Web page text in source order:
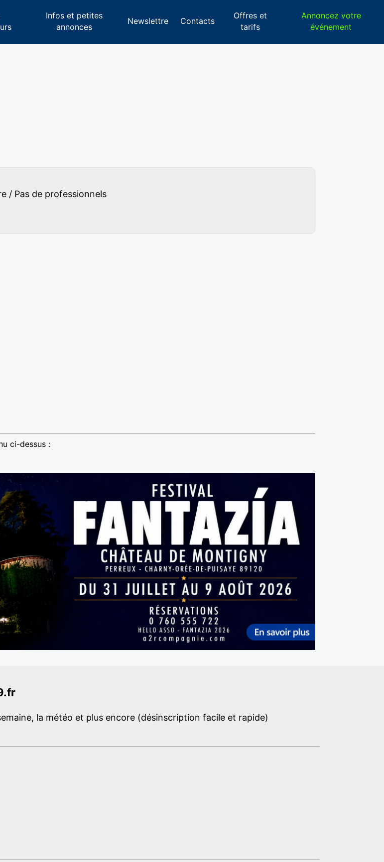
Infos et petites
annonces
Newslettre Contacts
Offres et
tarifs
Annoncez votre
événement
/ Pas de professionnels
ci-dessus :
la météo et plus encore (désinscription facile et rapide)